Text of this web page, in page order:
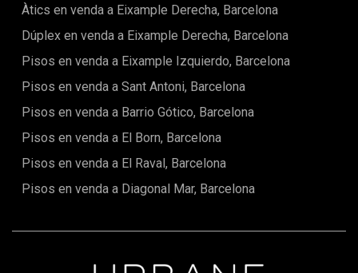
Àtics en venda a Eixample Derecha, Barcelona
Dúplex en venda a Eixample Derecha, Barcelona
Pisos en venda a Eixample Izquierdo, Barcelona
Pisos en venda a Sant Antoni, Barcelona
Pisos en venda a Barrio Gótico, Barcelona
Pisos en venda a El Born, Barcelona
Pisos en venda a El Raval, Barcelona
Pisos en venda a Diagonal Mar, Barcelona